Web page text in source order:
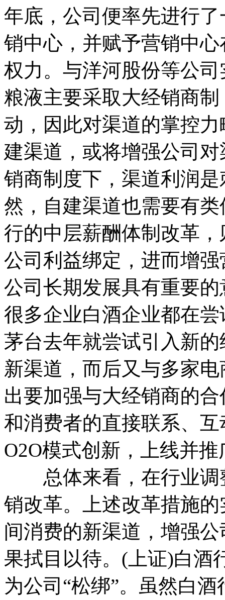
年底，公司便率先进行
销中心，并赋予营销中
权力。与洋河股份等公
粮液主要采取大经销商
动，因此对渠道的掌控
建渠道，或将增强公司
销商制度下，渠道利润
然，自建渠道也需要有
行的中层薪酬体制改革
公司利益绑定，进而增
公司长期发展具有重要的
很多企业白酒企业都在
茅台去年就尝试引入新
新渠道，而后又与多家
出要加强与大经销商的
和消费者的直接联系、
O2O模式创新，上线并
总体来看，在行业调
销改革。上述改革措施
间消费的新渠道，增强
果拭目以待。(上证)白酒
为公司“松绑”。 虽然白酒